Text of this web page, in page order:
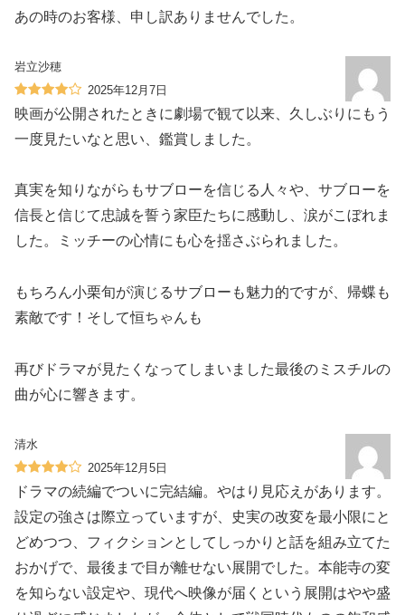
あの時のお客様、申し訳ありませんでした。
岩立沙穂
2025年12月7日
映画が公開されたときに劇場で観て以来、久しぶりにもう
一度見たいなと思い、鑑賞しました。
真実を知りながらもサブローを信じる人々や、サブローを
信長と信じて忠誠を誓う家臣たちに感動し、涙がこぼれま
した。ミッチーの心情にも心を揺さぶられました。
もちろん小栗旬が演じるサブローも魅力的ですが、帰蝶も
素敵です！そして恒ちゃんも
再びドラマが見たくなってしまいました最後のミスチルの
曲が心に響きます。
清水
2025年12月5日
ドラマの続編でついに完結編。やはり見応えがあります。
設定の強さは際立っていますが、史実の改変を最小限にと
どめつつ、フィクションとしてしっかりと話を組み立てた
おかげで、最後まで目が離せない展開でした。本能寺の変
を知らない設定や、現代へ映像が届くという展開はやや盛